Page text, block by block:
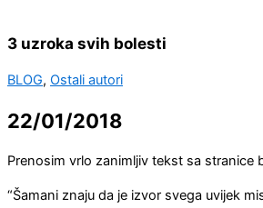
3 uzroka svih bolesti
BLOG, Ostali autori
22/01/2018
Prenosim vrlo zanimljiv tekst sa stranice
“Šamani znaju da je izvor svega uvijek